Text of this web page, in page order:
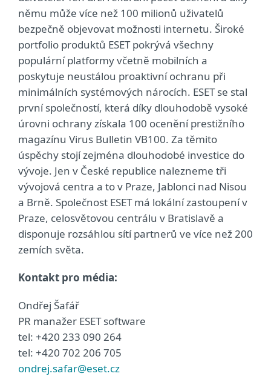
němu může více než 100 milionů uživatelů
bezpečně objevovat možnosti internetu. Široké
portfolio produktů ESET pokrývá všechny
populární platformy včetně mobilních a
poskytuje neustálou proaktivní ochranu při
minimálních systémových nárocích. ESET se stal
první společností, která díky dlouhodobě vysoké
úrovni ochrany získala 100 ocenění prestižního
magazínu Virus Bulletin VB100. Za těmito
úspěchy stojí zejména dlouhodobé investice do
vývoje. Jen v České republice nalezneme tři
vývojová centra a to v Praze, Jablonci nad Nisou
a Brně. Společnost ESET má lokální zastoupení v
Praze, celosvětovou centrálu v Bratislavě a
disponuje rozsáhlou sítí partnerů ve více než 200
zemích světa.
Kontakt pro média:
Ondřej Šafář
PR manažer ESET software
tel: +420 233 090 264
tel: +420 702 206 705
ondrej.safar@eset.cz